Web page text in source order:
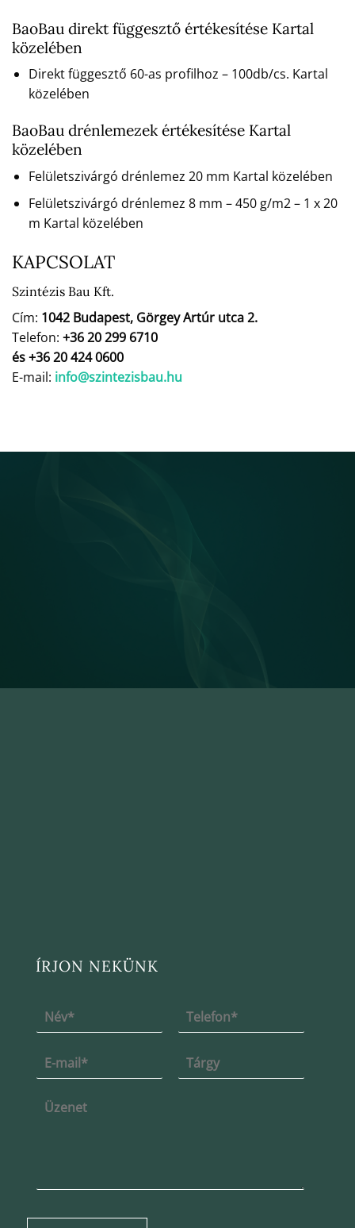
BaoBau direkt függesztő értékesítése Kartal
közelében
Direkt függesztő 60-as profilhoz – 100db/cs. Kartal
közelében
BaoBau drénlemezek értékesítése Kartal
közelében
Felületszivárgó drénlemez 20 mm Kartal közelében
Felületszivárgó drénlemez 8 mm – 450 g/m2 – 1 x 20
m Kartal közelében
KAPCSOLAT
Szintézis Bau Kft.
Cím: 1042 Budapest, Görgey Artúr utca 2.
Telefon: +36 20 299 6710
és +36 20 424 0600
E-mail: info@szintezisbau.hu
ÍRJON NEKÜNK